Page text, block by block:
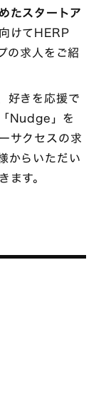
たスタートア
けてHERP
の求人をご紹
好きを応援で
Nudge」を
サクセスの求
からいただい
す。